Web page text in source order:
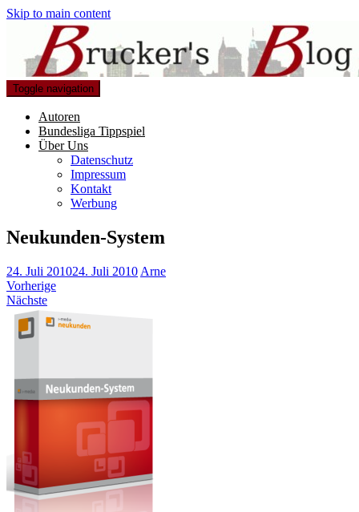
Skip to main content
Toggle navigation
Autoren
Bundesliga Tippspiel
Über Uns
Datenschutz
Impressum
Kontakt
Werbung
Neukunden-System
24. Juli 201024. Juli 2010 Arne
Vorherige
Nächste